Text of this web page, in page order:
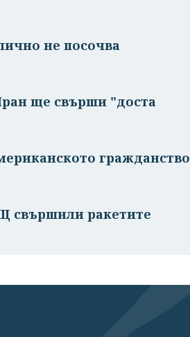
не посочва
ще свърши "доста
гражданство
свършили ракетите